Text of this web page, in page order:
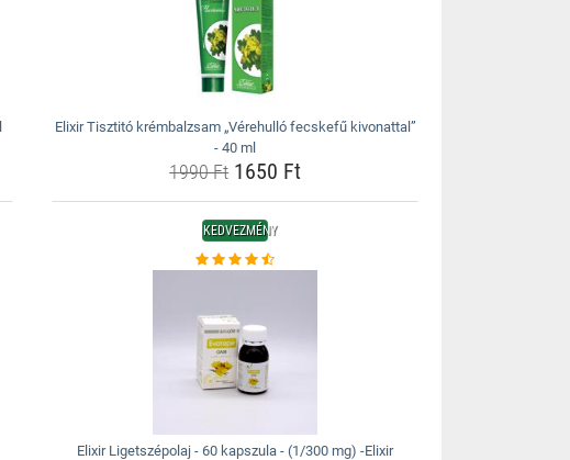
Elixir Tisztitó krémbalzsam „Vérehulló fecskefű kivonattal”
- 40 ml
1990 Ft 1650 Ft
KEDVEZMÉNY
Elixir Ligetszépolaj - 60 kapszula - (1/300 mg) -Elixir